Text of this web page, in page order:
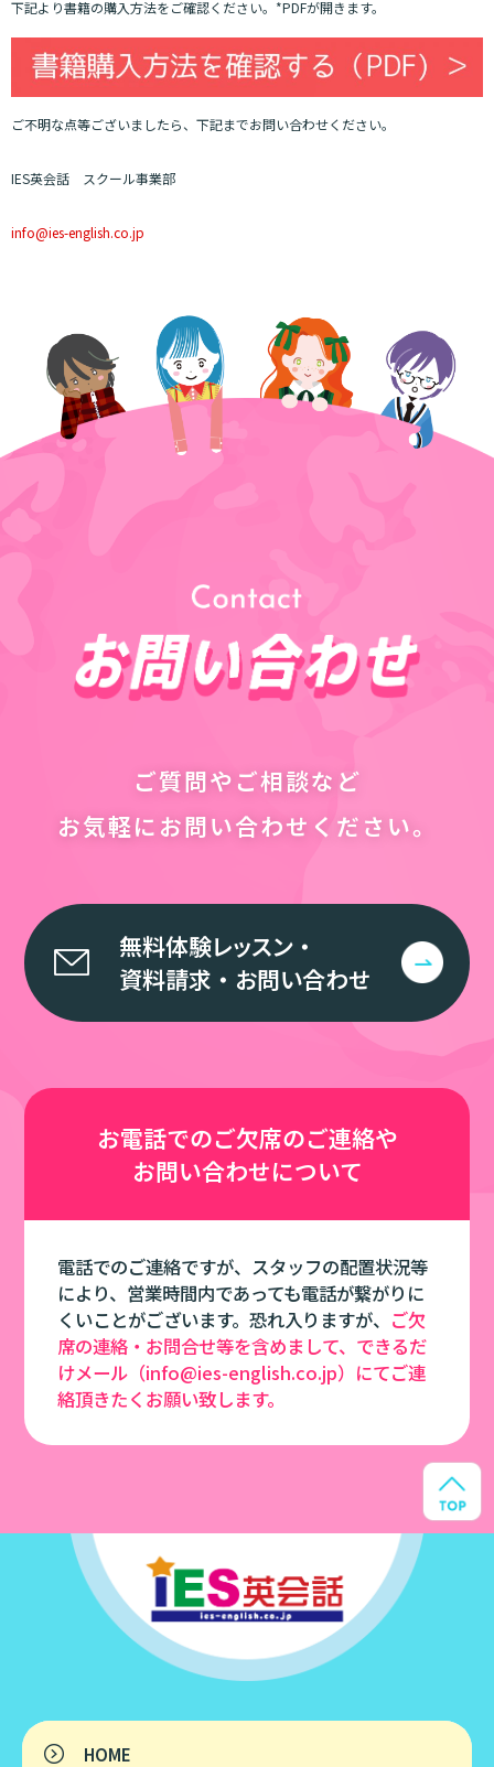
下記より書籍の購入方法をご確認ください。*PDFが開きます。
ご不明な点等ございましたら、下記までお問い合わせください。
IES英会話 スクール事業部
info@ies-english.co.jp
ご質問やご相談など
お気軽にお問い合わせください。
無料体験レッスン・
資料請求 ・ お問い合わせ
お電話でのご欠席のご連絡や
お問い合わせについて
電話でのご連絡ですが、スタッフの配置状況等
により、営業時間内であっても電話が繋がりに
くいことがございます。恐れ入りますが、 ご欠
席の連絡・お問合せ等を含めまして、できるだ
けメール（info@ies-english.co.jp）にてご連
絡頂きたくお願い致します。
HOME